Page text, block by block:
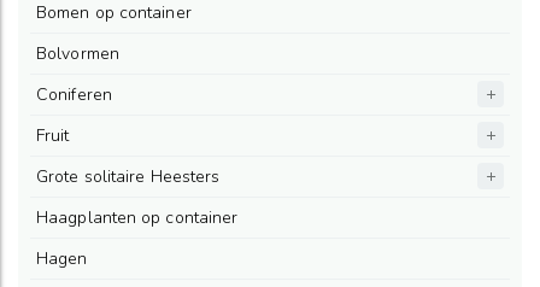
Bomen op container
Bolvormen
Coniferen
Fruit
Grote solitaire Heesters
Haagplanten op container
Hagen